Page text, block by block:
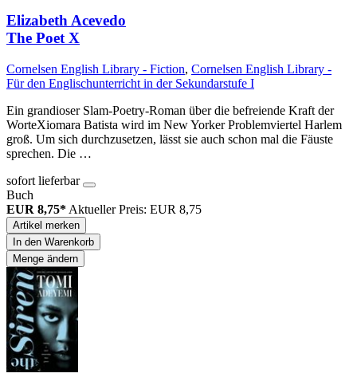
Elizabeth Acevedo
The Poet X
Cornelsen English Library - Fiction, Cornelsen English Library -
Für den Englischunterricht in der Sekundarstufe I
Ein grandioser Slam-Poetry-Roman über die befreiende Kraft der
WorteXiomara Batista wird im New Yorker Problemviertel Harlem
groß. Um sich durchzusetzen, lässt sie auch schon mal die Fäuste
sprechen. Die …
sofort lieferbar
Buch
EUR 8,75* Aktueller Preis: EUR 8,75
Artikel merken
In den Warenkorb
Menge ändern